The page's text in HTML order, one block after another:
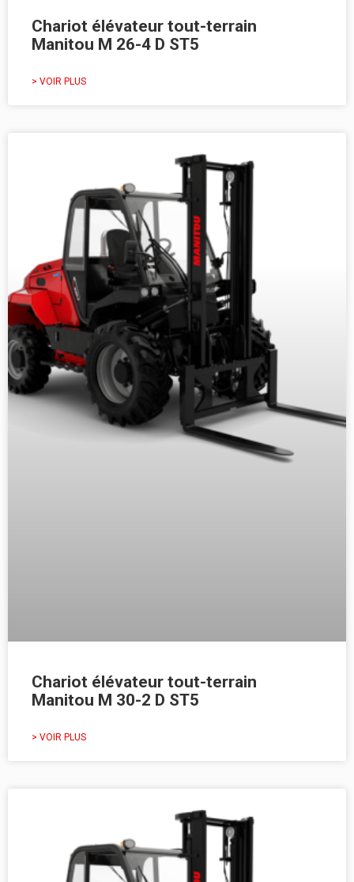
Chariot élévateur tout-terrain
Manitou M 26-4 D ST5
> VOIR PLUS
Chariot élévateur tout-terrain
Manitou M 30-2 D ST5
> VOIR PLUS